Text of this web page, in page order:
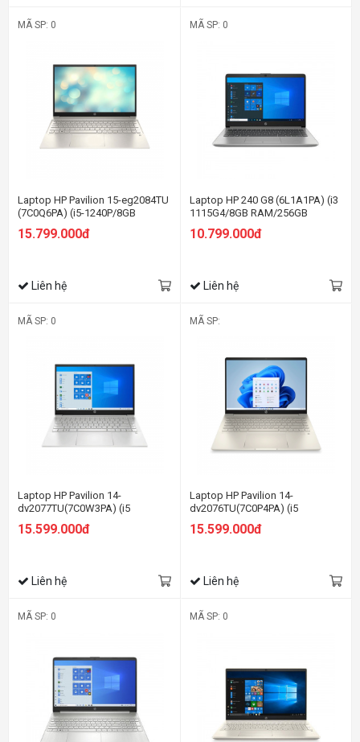
MÃ SP: 0
Laptop HP Pavilion 15-eg2084TU
(7C0Q6PA) (i5-1240P/8GB
FHD/Win11/Vàng)
15.799.000đ
Liên hệ
MÃ SP: 0
Laptop HP 240 G8 (6L1A1PA) (i3
1115G4/8GB RAM/256GB
10.799.000đ
Liên hệ
MÃ SP: 0
Laptop HP Pavilion 14-
dv2077TU(7C0W3PA) (i5
1235U/8GB RAM/256GB SSD/14
FHD/Win11/Bạc)
15.599.000đ
Liên hệ
MÃ SP:
Laptop HP Pavilion 14-
dv2076TU(7C0P4PA) (i5
1235U/8GB RAM/256GB SSD/14
FHD/Win11/Vàng)
15.599.000đ
Liên hệ
MÃ SP: 0 MÃ SP: 0